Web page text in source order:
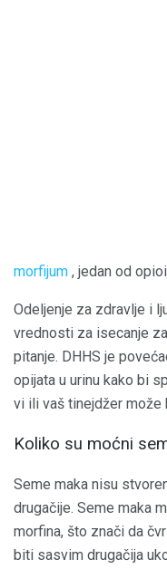
morfijum , jedan od
Odeljenje za zdravlje i
vrednosti za isecanje
pitanje. DHHS je
opijata u urinu kako bi
vi ili vaš tinejdžer može
Koliko su moćni
Seme maka nisu
drugačije. Seme maka
morfina, što znači da
biti sasvim drugačija